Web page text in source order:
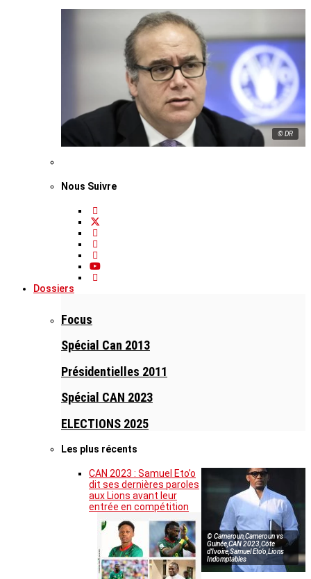
© DR
Nous Suivre
Dossiers
Focus
Spécial Can 2013
Présidentielles 2011
Spécial CAN 2023
ELECTIONS 2025
Les plus récents
© Cameroun,Cameroun vs
Guinée,CAN 2023,Côte
d’Ivoire,Samuel Eto’o,Lions
Indomptables
CAN 2023 : Samuel Eto’o
dit ses dernières paroles
aux Lions avant leur
entrée en compétition